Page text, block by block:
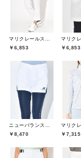
￥6,853
￥6,853
￥8,470
￥7,315